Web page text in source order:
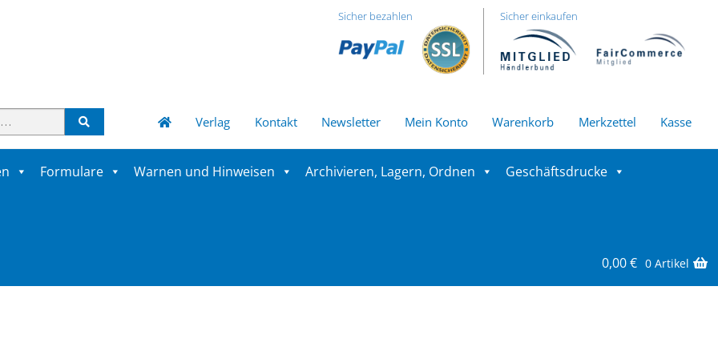
Sicher bezahlen Sicher einkaufen
Verlag Kontakt Newsletter Mein Konto Warenkorb Merkzettel Kasse
Formulare Warnen und Hinweisen Archivieren, Lagern, Ordnen Geschäftsdrucke
0,00€ 0 Artikel